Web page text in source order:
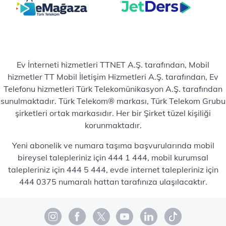
Ev İnterneti hizmetleri TTNET A.Ş. tarafından, Mobil
hizmetler TT Mobil İletişim Hizmetleri A.Ş. tarafından, Ev
Telefonu hizmetleri Türk Telekomünikasyon A.Ş. tarafından
sunulmaktadır. Türk Telekom® markası, Türk Telekom Grubu
şirketleri ortak markasıdır. Her bir Şirket tüzel kişiliği
korunmaktadır.
Yeni abonelik ve numara taşıma başvurularında mobil
bireysel talepleriniz için 444 1 444, mobil kurumsal
talepleriniz için 444 5 444, evde internet talepleriniz için
444 0375 numaralı hattan tarafınıza ulaşılacaktır.